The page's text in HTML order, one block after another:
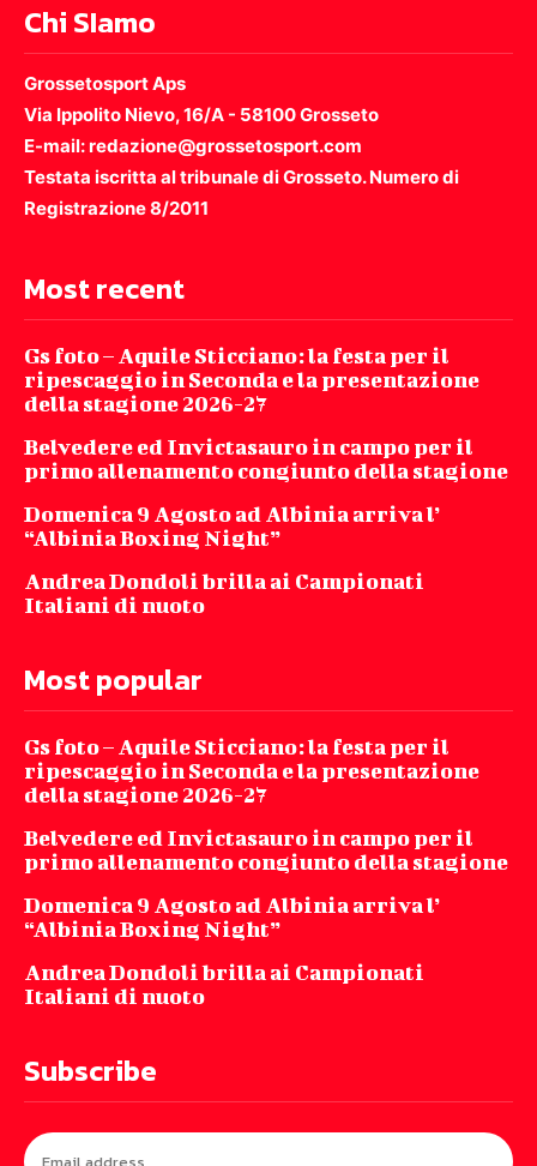
Chi SIamo
Grossetosport Aps
Via Ippolito Nievo, 16/A - 58100 Grosseto
E-mail: redazione@grossetosport.com
Testata iscritta al tribunale di Grosseto. Numero di
Registrazione 8/2011
Most recent
Gs foto – Aquile Sticciano: la festa per il
ripescaggio in Seconda e la presentazione
della stagione 2026-27
Belvedere ed Invictasauro in campo per il
primo allenamento congiunto della stagione
Domenica 9 Agosto ad Albinia arriva l’
“Albinia Boxing Night”
Andrea Dondoli brilla ai Campionati
Italiani di nuoto
Most popular
Gs foto – Aquile Sticciano: la festa per il
ripescaggio in Seconda e la presentazione
della stagione 2026-27
Belvedere ed Invictasauro in campo per il
primo allenamento congiunto della stagione
Domenica 9 Agosto ad Albinia arriva l’
“Albinia Boxing Night”
Andrea Dondoli brilla ai Campionati
Italiani di nuoto
Subscribe